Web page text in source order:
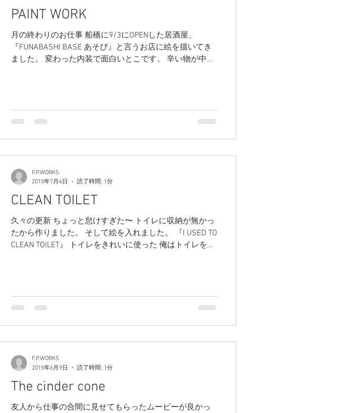
PAINT WORK
月の終わりのお仕事 船橋に9/3にOPENした居酒屋、
『FUNABASHI BASE あそび』と言うお店に絵を描いてき
ました。 変わった内装で面白いとこです。 辛い物が中心
CLEAN TOILET
久々の更新 ちょっと怠けすぎた〜 トイレに収納が無かっ
たから作りました。 そして絵を入れました。 『I USED TO
CLEAN TOILET』 トイレをきれいに使った 俺はトイレをキ
F.P.WORKS
2015年7月6日
読了時間: 1分
The cinder cone
友人から仕事の合間に見せてもらったムービーが良かっ
F.P.WORKS
2015年6月9日
読了時間: 1分